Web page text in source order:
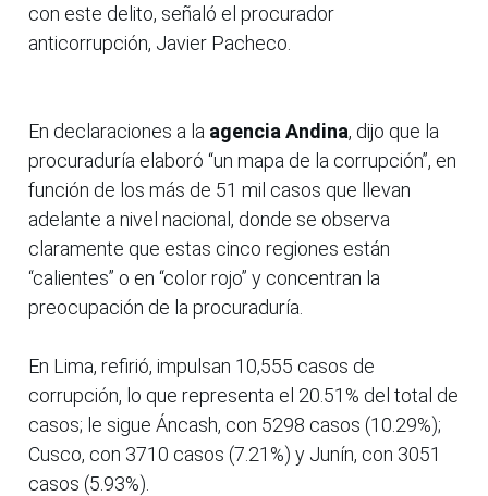
con este delito, señaló el procurador
anticorrupción, Javier Pacheco.
En declaraciones a la agencia Andina, dijo que la
procuraduría elaboró “un mapa de la corrupción”, en
función de los más de 51 mil casos que llevan
adelante a nivel nacional, donde se observa
claramente que estas cinco regiones están
“calientes” o en “color rojo” y concentran la
preocupación de la procuraduría.
En Lima, refirió, impulsan 10,555 casos de
corrupción, lo que representa el 20.51% del total de
casos; le sigue Áncash, con 5298 casos (10.29%);
Cusco, con 3710 casos (7.21%) y Junín, con 3051
casos (5.93%).